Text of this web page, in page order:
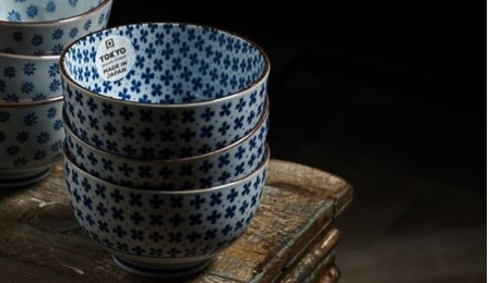
Доставка
Мы доставим ваш заказ курьером по Москве и Санкт-
Петербургу или службой доставки по всей России.
Оплата
Оплатите заказ банковской картой, электронными
деньгами или наличными в ближайшем платежном
терминале или наличными.
Как заказать
Позвоните менеджеру по телефону или оформите заказ
через корзину
Рекомендуем посмотреть